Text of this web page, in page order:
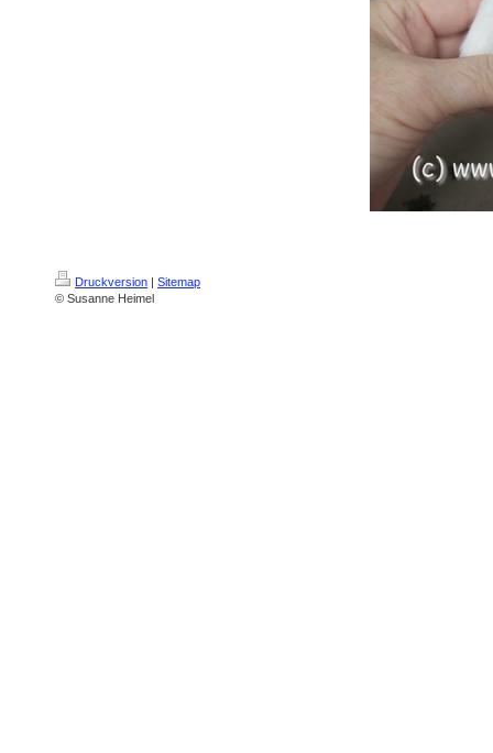
Druckversion | Sitemap
© Susanne Heimel